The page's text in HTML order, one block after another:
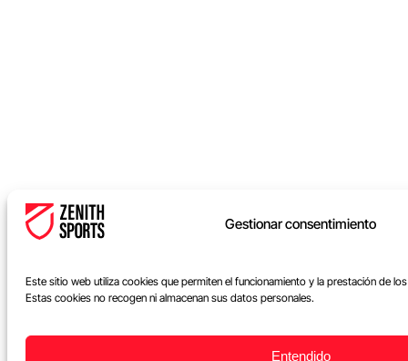
Gestionar consentimiento
Este sitio web utiliza cookies que permiten el funcionamiento y la prestación de
Estas cookies no recogen ni almacenan sus datos personales.
Entendido